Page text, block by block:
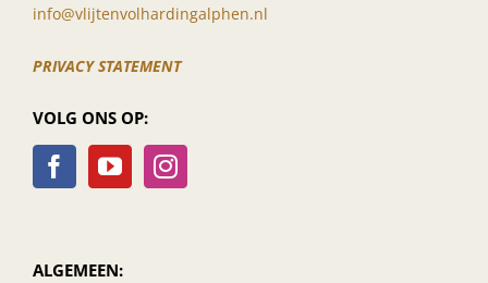
info@vlijtenvolhardingalphen.nl
PRIVACY STATEMENT
VOLG ONS OP:
ALGEMEEN: